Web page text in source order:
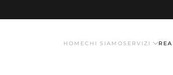
HOMECHI SIAMO SERVIZI